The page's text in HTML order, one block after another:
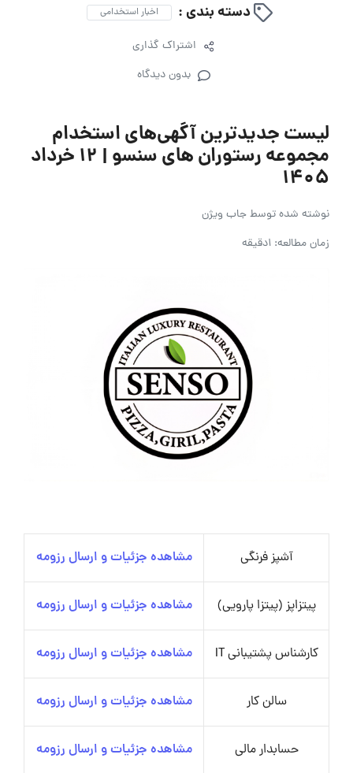
دسته بندی : اخبار استخدامی
اشتراک گذاری
بدون دیدگاه
لیست جدیدترین آگهی‌های استخدام
مجموعه رستوران های سنسو | ۱۲ خرداد
۱۴۰۵
نوشته شده توسطجاب ویژن
زمان مطالعه: 1دقیقه
آشپز فرنگی مشاهده جزئیات و ارسال رزومه
پیتزاپز (پیتزا پارویی) مشاهده جزئیات و ارسال رزومه
کارشناس پشتیبانی IT مشاهده جزئیات و ارسال رزومه
سالن کار مشاهده جزئیات و ارسال رزومه
حسابدار مالی مشاهده جزئیات و ارسال رزومه